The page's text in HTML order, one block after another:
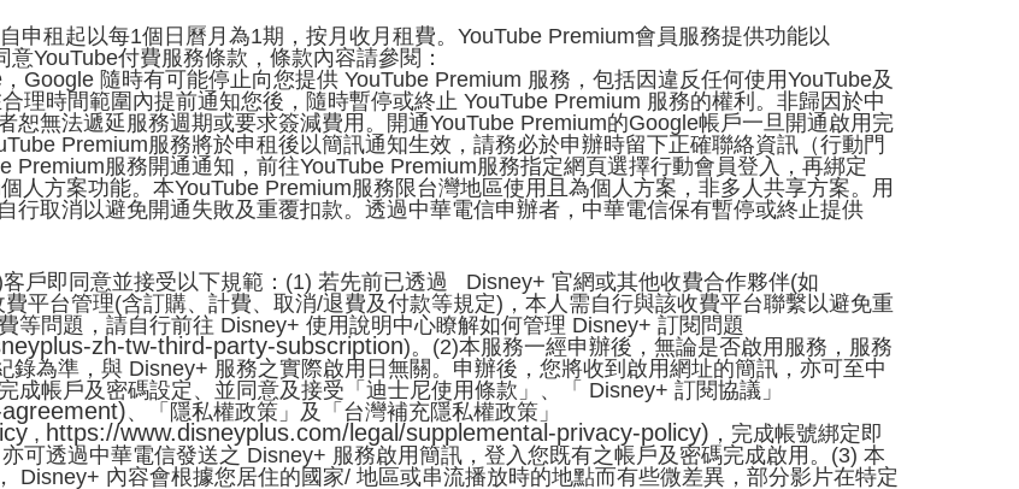
申租起以每1個日曆月為1期，按月收月租費。YouTube Premium會員服務提供功能以
YouTube付費服務條款，條款內容請參閱：
，Google 隨時有可能停止向您提供 YouTube Premium 服務，包括因違反任何使用YouTube及
理時間範圍內提前通知您後，隨時暫停或終止 YouTube Premium 服務的權利。非歸因於中
恕無法遞延服務週期或要求簽減費用。開通YouTube Premium的Google帳戶一旦開通啟用完
Premium服務將於申租後以簡訊通知生效，請務必於申辦時留下正確聯絡資訊（行動門
Premium服務開通通知，前往YouTube Premium服務指定網頁選擇行動會員登入，再綁定
人方案功能。本YouTube Premium服務限台灣地區使用且為個人方案，非多人共享方案。用
行取消以避免開通失敗及重覆扣款。透過中華電信申辦者，中華電信保有暫停或終止提供
戶即同意並接受以下規範：(1) 若先前已透過 Disney+ 官網或其他收費合作夥伴(如
平台管理(含訂購、計費、取消/退費及付款等規定)，本人需自行與該收費平台聯繫以避免重
等問題，請自行前往 Disney+ 使用說明中心瞭解如何管理 Disney+ 訂閱問題
zh-tw-third-party-subscription)。(2)本服務一經申辦後，無論是否啟用服務，服務
為準，與 Disney+ 服務之實際啟用日無關。申辦後，您將收到啟用網址的簡訊，亦可至中
帳戶及密碼設定、並同意及接受「迪士尼使用條款」、「 Disney+ 訂閱協議」
、「隱私權政策」及「台灣補充隱私權政策」
, https://www.disneyplus.com/legal/supplemental-privacy-policy) ，完成帳號綁定即
可透過中華電信發送之 Disney+ 服務啟用簡訊，登入您既有之帳戶及密碼完成啟用。(3) 本
Disney+ 內容會根據您居住的國家/ 地區或串流播放時的地點而有些微差異，部分影片在特定